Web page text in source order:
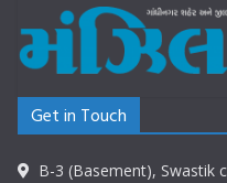
Get in Touch
B-3 (Basement), Swastik